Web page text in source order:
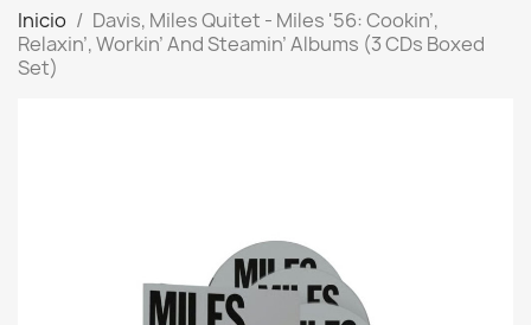
Inicio
Davis, Miles Quitet - Miles '56: Cookin’,
Relaxin’, Workin’ And Steamin’ Albums (3 CDs Boxed
Set)